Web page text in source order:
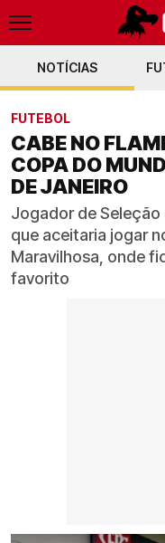
NOTÍCIAS
FUTEBOL
CABE NO
COPA DO
DE JANEIRO
Jogador de
que aceitaria jogar
Maravilhosa, onde
favorito